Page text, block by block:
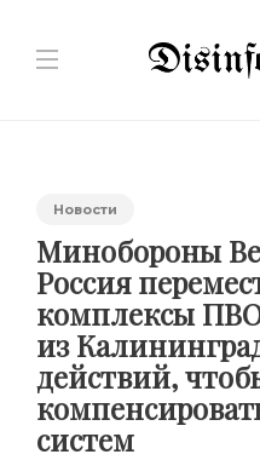
Новости
Минобороны
Россия
комплексы
из
действий,
систем